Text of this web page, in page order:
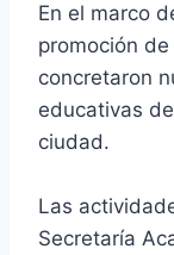
En el marco
promoción
concretaron
educativas
ciudad.
Las
Secretaría